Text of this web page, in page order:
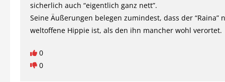
sicherlich auch “eigentlich ganz nett”.
Seine Äußerungen belegen zumindest, dass der “Raina”
weltoffene Hippie ist, als den ihn mancher wohl verortet.
0
0